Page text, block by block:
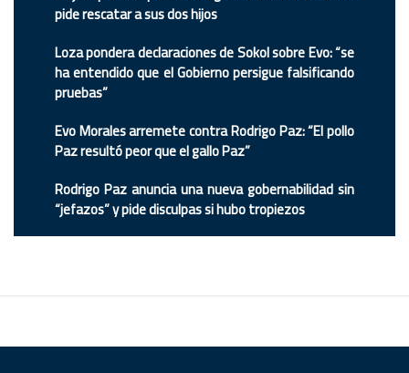
pide rescatar a sus dos hijos
Loza pondera declaraciones de Sokol sobre Evo: “se
ha entendido que el Gobierno persigue falsificando
pruebas”
Evo Morales arremete contra Rodrigo Paz: “El pollo
Paz resultó peor que el gallo Paz”
Rodrigo Paz anuncia una nueva gobernabilidad sin
“jefazos” y pide disculpas si hubo tropiezos